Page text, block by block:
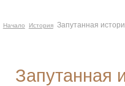
Начало История Запутанная
Запутанная